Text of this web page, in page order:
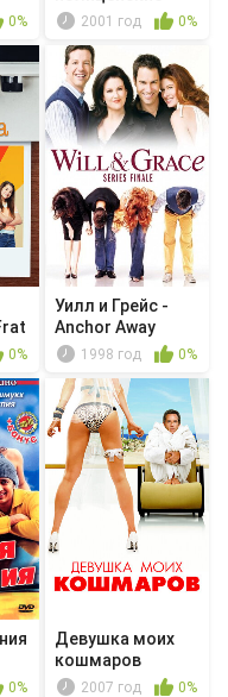
0% 2001 год 0%
0%
Уилл и Грейс -
Anchor Away
1998 год 0%
0%
Девушка моих
кошмаров
2007 год 0%